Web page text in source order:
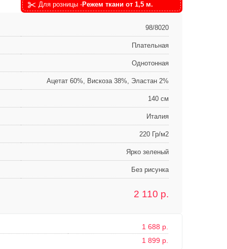
Для розницы -Режем ткани от 1,5 м.
98/8020
Плательная
Однотонная
Ацетат 60%, Вискоза 38%, Эластан 2%
140 см
Италия
220 Гр/м2
Ярко зеленый
Без рисунка
2 110 р.
1 688 р.
1 899 р.